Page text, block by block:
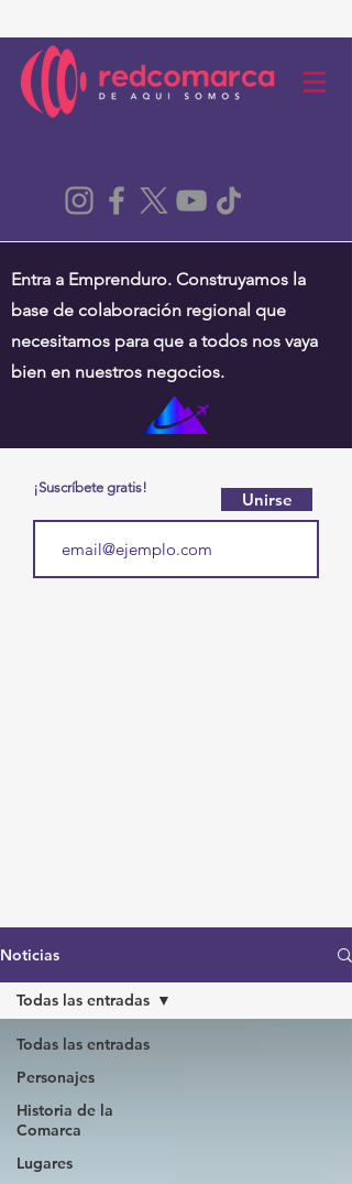
Entra a Emprenduro. Construyamos la
base de colaboración regional que
necesitamos para que a todos nos vaya
bien en nuestros negocios.
¡Suscríbete gratis!
Unirse
Noticias
Todas las entradas
Personajes
Historia de la
Comarca
Lugares
Todas las entradas